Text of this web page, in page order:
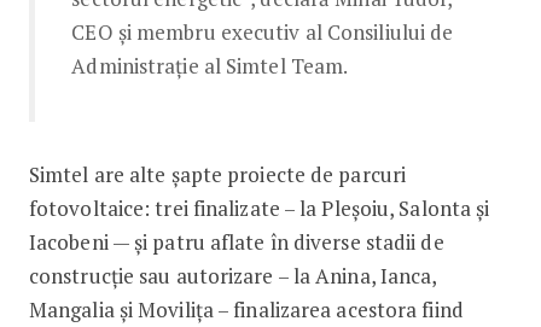
CEO și membru executiv al Consiliului de
Administrație al Simtel Team.
Simtel are alte șapte proiecte de parcuri
fotovoltaice: trei finalizate – la Pleșoiu, Salonta și
Iacobeni — și patru aflate în diverse stadii de
construcție sau autorizare – la Anina, Ianca,
Mangalia și Movilița – finalizarea acestora fiind